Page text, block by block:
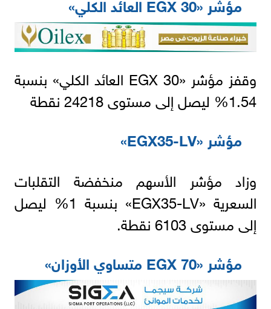
وقفز مؤشر «EGX 30 العائد الكلي» بنسبة
1.54% ليصل إلى مستوى 24218 نقطة
مؤشر «EGX35-LV»
وزاد مؤشر الأسهم منخفضة التقلبات
السعرية «EGX35-LV» بنسبة 1% ليصل
إلى مستوى 6103 نقطة.
مؤشر «EGX 70 متساوي الأوزان»